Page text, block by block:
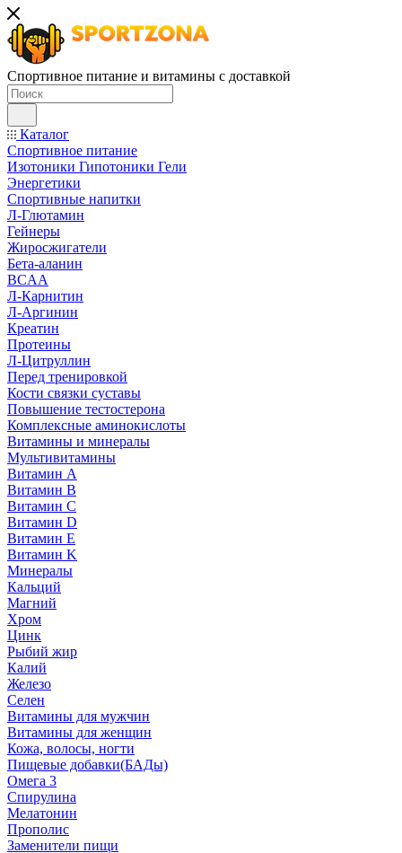
Спортивное питание и витамины с доставкой
Каталог
Спортивное питание
Изотоники Гипотоники Гели
Энергетики
Спортивные напитки
Л-Глютамин
Гейнеры
Жиросжигатели
Бета-аланин
BCAA
Л-Карнитин
Л-Аргинин
Креатин
Протеины
Л-Цитруллин
Перед тренировкой
Кости связки суставы
Повышение тестостерона
Комплексные аминокислоты
Витамины и минералы
Мультивитамины
Витамин A
Витамин B
Витамин C
Витамин D
Витамин E
Витамин K
Минералы
Кальций
Магний
Хром
Цинк
Рыбий жир
Калий
Железо
Селен
Витамины для мужчин
Витамины для женщин
Кожа, волосы, ногти
Пищевые добавки(БАДы)
Омега 3
Спирулина
Мелатонин
Прополис
Заменители пищи